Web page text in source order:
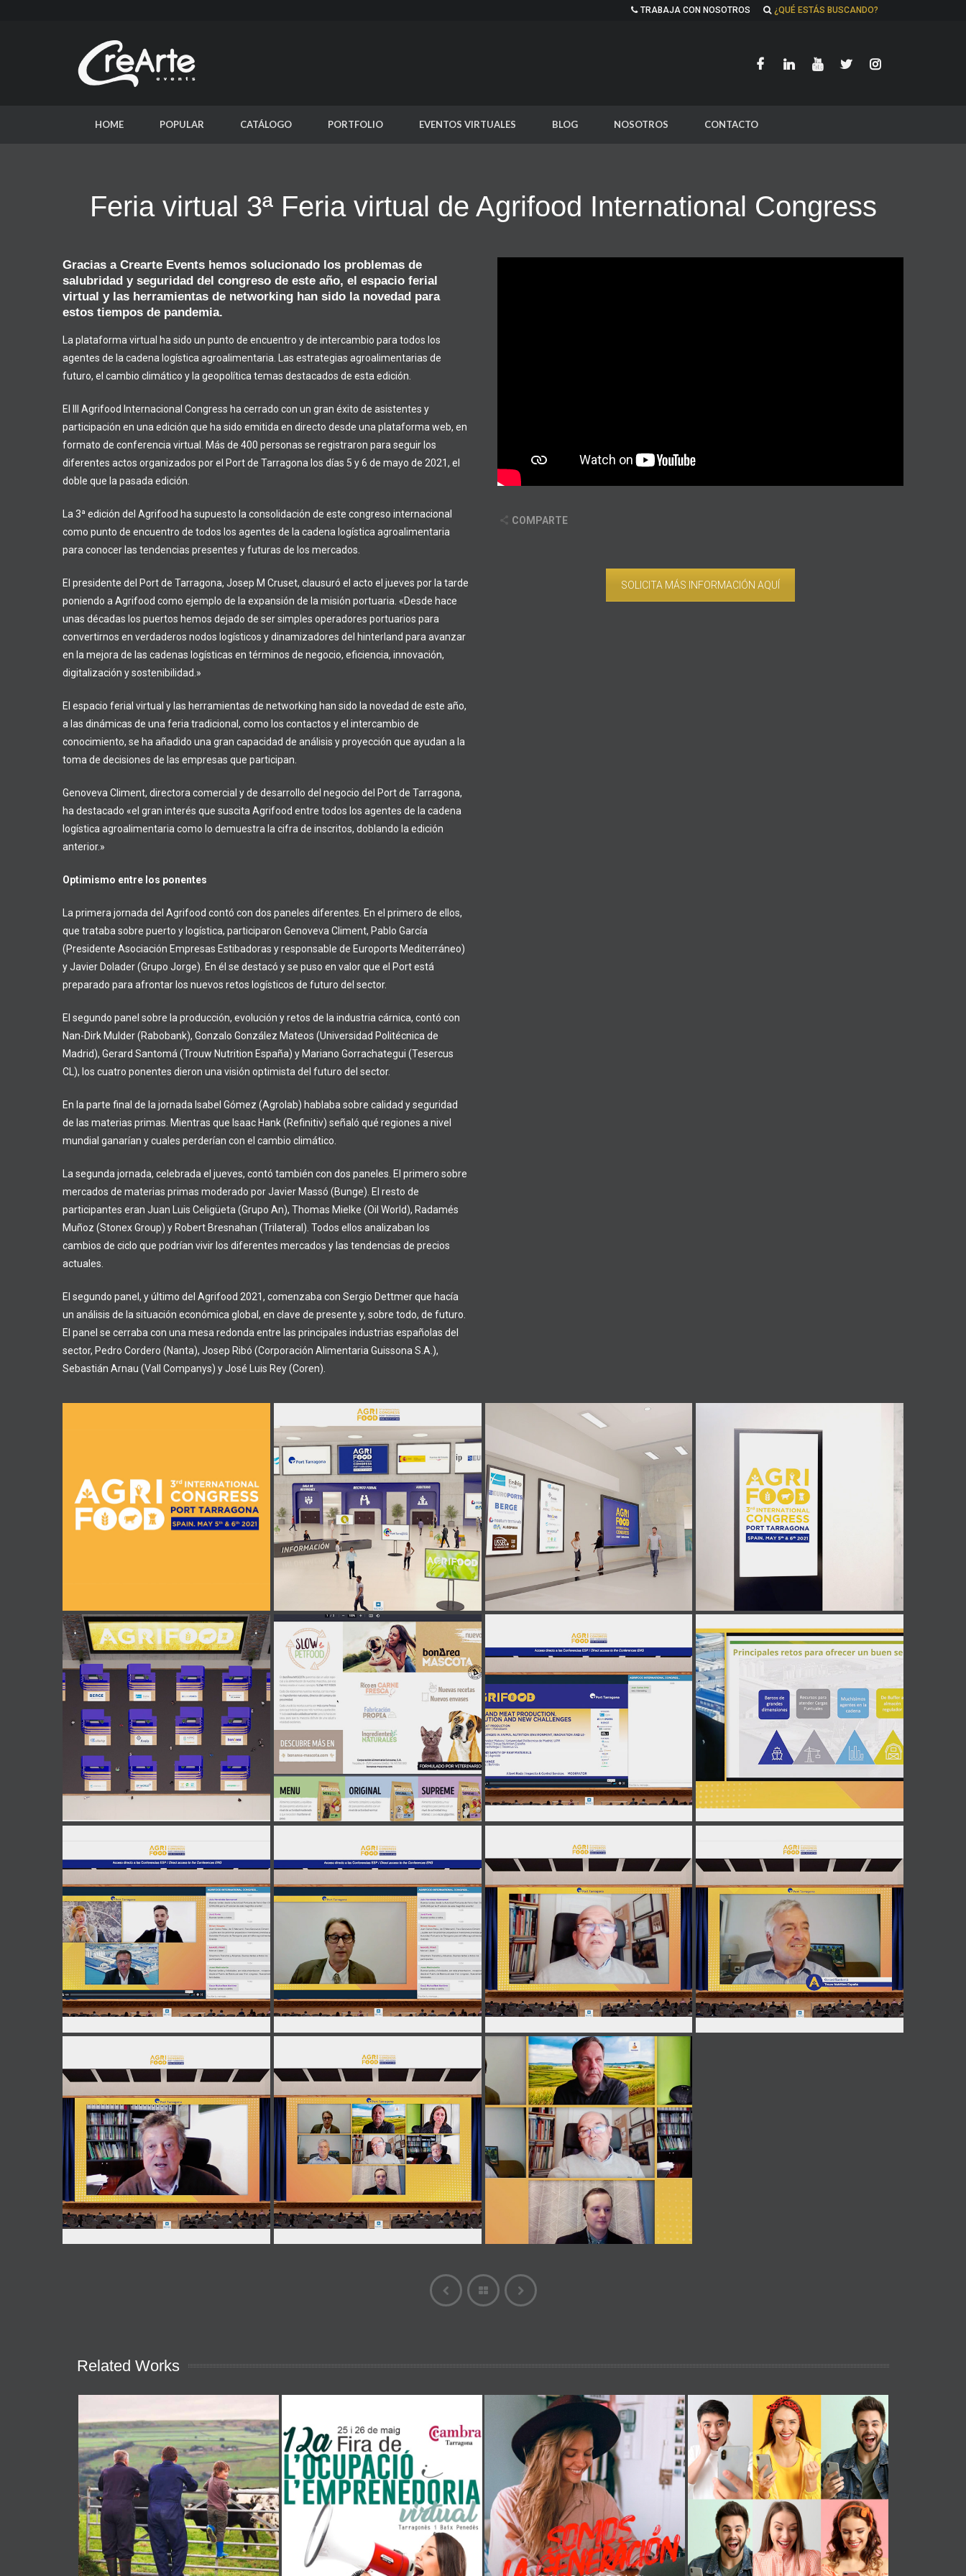
TRABAJA CON NOSOTROS ¿QUÉ ESTÁS BUSCANDO?
HOME POPULAR CATÁLOGO PORTFOLIO EVENTOS VIRTUALES BLOG NOSOTROS CONTACTO
Feria virtual 3ª Feria virtual de Agrifood International Congress
Gracias a Crearte Events hemos solucionado los problemas de
salubridad y seguridad del congreso de este año, el espacio ferial
virtual y las herramientas de networking han sido la novedad para
estos tiempos de pandemia.
La plataforma virtual ha sido un punto de encuentro y de intercambio para todos los
agentes de la cadena logística agroalimentaria. Las estrategias agroalimentarias de
futuro, el cambio climático y la geopolítica temas destacados de esta edición.
El III Agrifood Internacional Congress ha cerrado con un gran éxito de asistentes y
participación en una edición que ha sido emitida en directo desde una plataforma web, en
formato de conferencia virtual. Más de 400 personas se registraron para seguir los
diferentes actos organizados por el Port de Tarragona los días 5 y 6 de mayo de 2021, el
doble que la pasada edición.
La 3ª edición del Agrifood ha supuesto la consolidación de este congreso internacional
como punto de encuentro de todos los agentes de la cadena logística agroalimentaria
para conocer las tendencias presentes y futuras de los mercados.
El presidente del Port de Tarragona, Josep M Cruset, clausuró el acto el jueves por la tarde
poniendo a Agrifood como ejemplo de la expansión de la misión portuaria. «Desde hace
unas décadas los puertos hemos dejado de ser simples operadores portuarios para
convertirnos en verdaderos nodos logísticos y dinamizadores del hinterland para avanzar
en la mejora de las cadenas logísticas en términos de negocio, eficiencia, innovación,
digitalización y sostenibilidad.»
El espacio ferial virtual y las herramientas de networking han sido la novedad de este año,
a las dinámicas de una feria tradicional, como los contactos y el intercambio de
conocimiento, se ha añadido una gran capacidad de análisis y proyección que ayudan a la
toma de decisiones de las empresas que participan.
Genoveva Climent, directora comercial y de desarrollo del negocio del Port de Tarragona,
ha destacado «el gran interés que suscita Agrifood entre todos los agentes de la cadena
logística agroalimentaria como lo demuestra la cifra de inscritos, doblando la edición
anterior.»
Optimismo entre los ponentes
La primera jornada del Agrifood contó con dos paneles diferentes. En el primero de ellos,
que trataba sobre puerto y logística, participaron Genoveva Climent, Pablo García
(Presidente Asociación Empresas Estibadoras y responsable de Euroports Mediterráneo)
y Javier Dolader (Grupo Jorge). En él se destacó y se puso en valor que el Port está
preparado para afrontar los nuevos retos logísticos de futuro del sector.
El segundo panel sobre la producción, evolución y retos de la industria cárnica, contó con
Nan-Dirk Mulder (Rabobank), Gonzalo González Mateos (Universidad Politécnica de
Madrid), Gerard Santomá (Trouw Nutrition España) y Mariano Gorrachategui (Tesercus
CL), los cuatro ponentes dieron una visión optimista del futuro del sector.
En la parte final de la jornada Isabel Gómez (Agrolab) hablaba sobre calidad y seguridad
de las materias primas. Mientras que Isaac Hank (Refinitiv) señaló qué regiones a nivel
mundial ganarían y cuales perderían con el cambio climático.
La segunda jornada, celebrada el jueves, contó también con dos paneles. El primero sobre
mercados de materias primas moderado por Javier Massó (Bunge). El resto de
participantes eran Juan Luis Celigüeta (Grupo An), Thomas Mielke (Oil World), Radamés
Muñoz (Stonex Group) y Robert Bresnahan (Trilateral). Todos ellos analizaban los
cambios de ciclo que podrían vivir los diferentes mercados y las tendencias de precios
actuales.
El segundo panel, y último del Agrifood 2021, comenzaba con Sergio Dettmer que hacía
un análisis de la situación económica global, en clave de presente y, sobre todo, de futuro.
El panel se cerraba con una mesa redonda entre las principales industrias españolas del
sector, Pedro Cordero (Nanta), Josep Ribó (Corporación Alimentaria Guissona S.A.),
Sebastián Arnau (Vall Companys) y José Luis Rey (Coren).
COMPARTE
SOLICITA MÁS INFORMACIÓN AQUÍ
Related Works